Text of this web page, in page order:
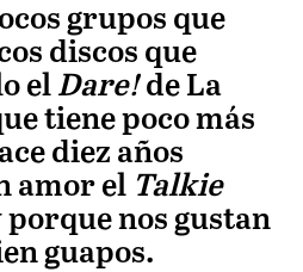
grupos que
discos que
el Dare!de La
tiene poco más
diez años
amor el Talkie
nos gustan
guapos.